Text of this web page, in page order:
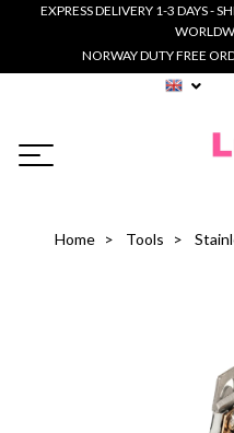
EXPRESS DELIVERY 1-3 DAYS -
NORWAY DUTY FREE
Home Tools